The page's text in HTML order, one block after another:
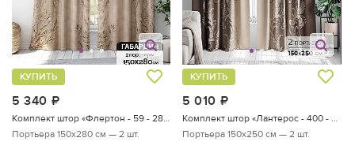
5 340
КУПИТЬ
Комплект штор «Флертон - 59 - 280 см»
Портьера 150х280 см — 2 шт.
5 010
КУПИТЬ
Комплект штор «Лантерос - 400 - 250 см»
Портьера 150х250 см — 2 шт.